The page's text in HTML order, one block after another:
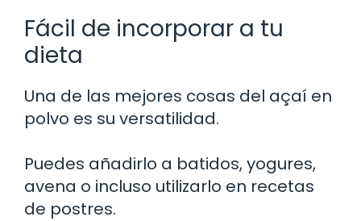
Fácil de incorporar a tu
dieta
Una de las mejores cosas del açaí en
polvo es su versatilidad.
Puedes añadirlo a batidos, yogures,
avena o incluso utilizarlo en recetas
de postres.